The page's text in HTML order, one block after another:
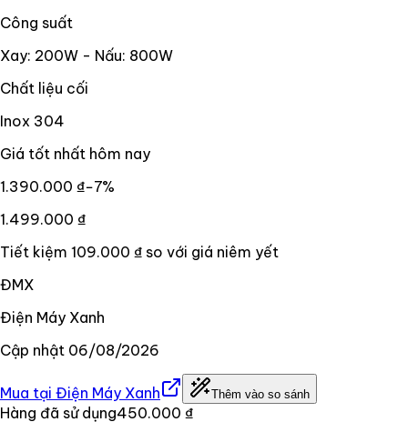
Công suất
Xay: 200W - Nấu: 800W
Chất liệu cối
Inox 304
Giá tốt nhất hôm nay
1.390.000 ₫−7%
1.499.000 ₫
Tiết kiệm 109.000 ₫ so với giá niêm yết
ĐMX
Điện Máy Xanh
Cập nhật 06/08/2026
Mua tại Điện Máy Xanh Thêm vào so sánh
Hàng đã sử dụng450.000 ₫